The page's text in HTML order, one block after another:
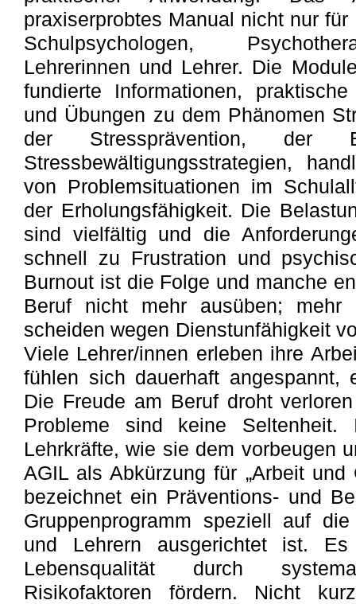
praxiserprobtes Manual nicht nur
Schulpsychologen,
Lehrerinnen und Lehrer. Die
fundierte Informationen,
und Übungen zu dem Phänomen
der Stressprävention, der
Stressbewältigungsstrategien,
von Problemsituationen im
der Erholungsfähigkeit. Die
sind vielfältig und die
schnell zu Frustration und
Burnout ist die Folge und manche
Beruf nicht mehr ausüben; mehr
scheiden wegen Dienstunfähigkeit
Viele Lehrer/innen erleben ihre
fühlen sich dauerhaft angespannt,
Die Freude am Beruf droht
Probleme sind keine
Lehrkräfte, wie sie dem vorbeugen
AGIL als Abkürzung für „Arbeit und
bezeichnet ein Präventions- und
Gruppenprogramm speziell auf
und Lehrern ausgerichtet ist.
Lebensqualität durch
Risikofaktoren fördern. Nicht